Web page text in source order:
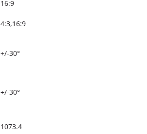
16:9
4:3,16:9
+/-30°
+/-30°
1073.4